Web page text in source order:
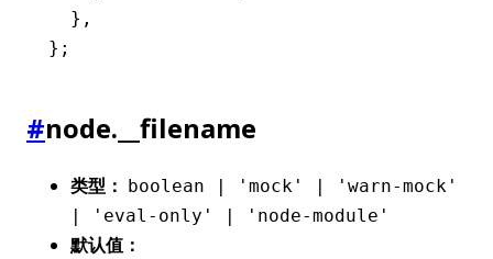
  }
,
};
#node.__filename
类型：
boolean | 'mock' | 'warn-mock'
| 'eval-only' | 'node-module'
默认值：